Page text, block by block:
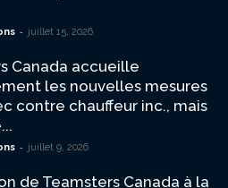
- juillet 15, 2026
Canada accueille
les nouvelles mesures
contre chauffeur inc., mais
- juillet 9, 2026
de Teamsters Canada à la